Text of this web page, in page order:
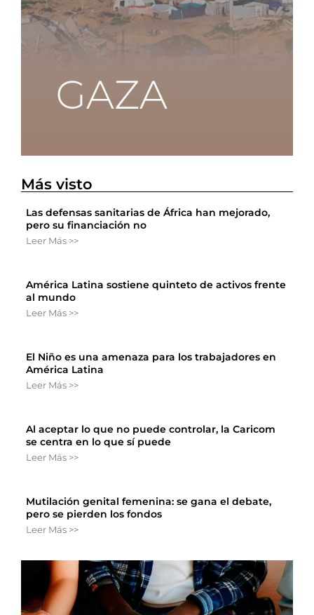
Más visto
Las defensas sanitarias de África han mejorado,
pero su financiación no
Leer Más >>
América Latina sostiene quinteto de activos frente
al mundo
Leer Más >>
El Niño es una amenaza para los trabajadores en
América Latina
Leer Más >>
Al aceptar lo que no puede controlar, la Caricom
se centra en lo que sí puede
Leer Más >>
Mutilación genital femenina: se gana el debate,
pero se pierden los fondos
Leer Más >>